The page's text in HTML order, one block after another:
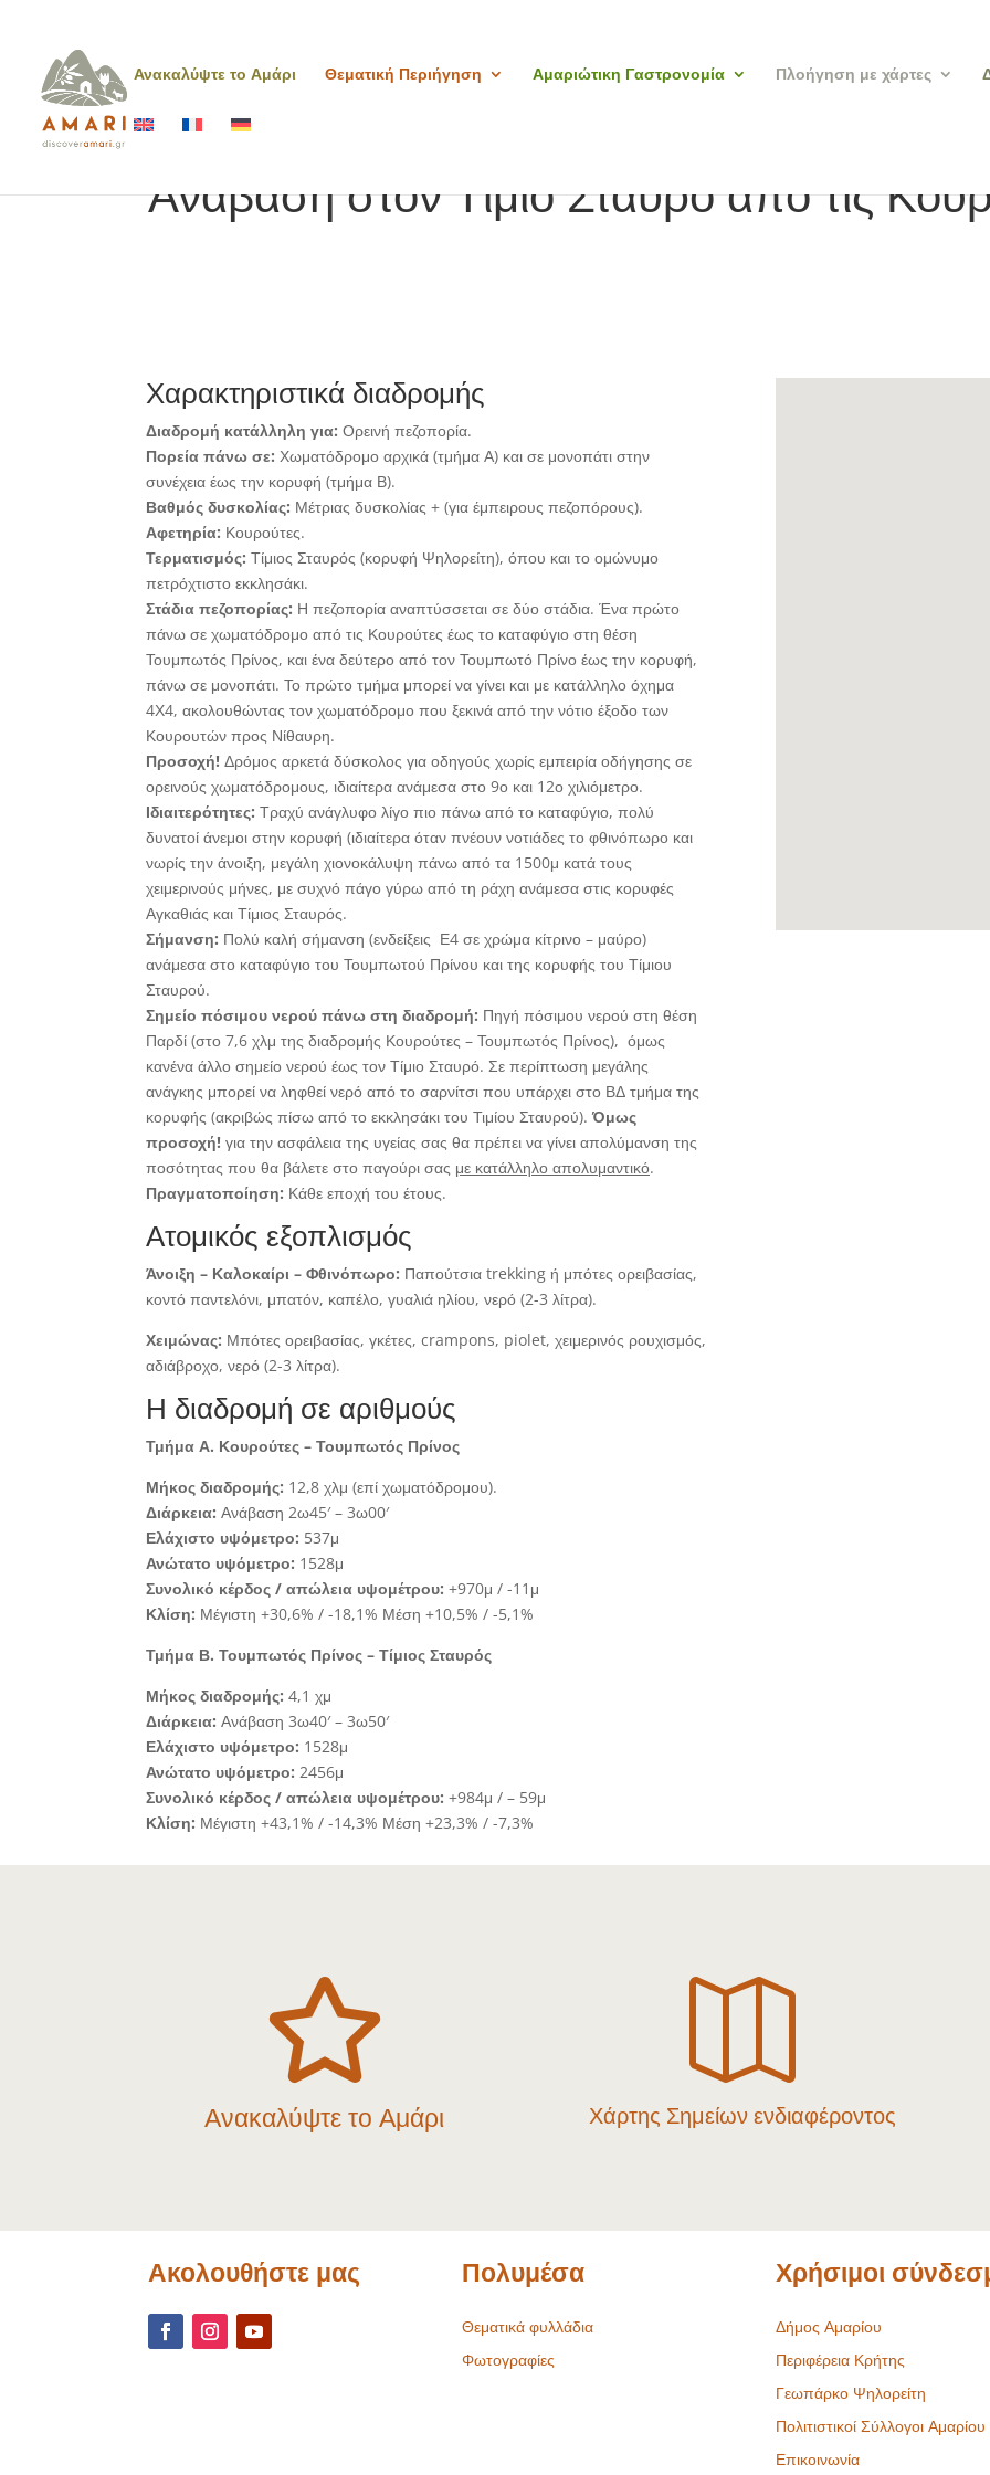
Ανακαλύψτε το Αμάρι Θεματική Περιήγηση Αμαριώτικη Γαστρονομία Πλοήγηση με χάρτες
Ανάβαση στον Τίμιο Σταυρό από τις
Χαρακτηριστικά διαδρομής
Διαδρομή κατάλληλη για: Ορεινή πεζοπορία.
Πορεία πάνω σε: Χωματόδρομο αρχικά (τμήμα Α) και σε μονοπάτι στην
συνέχεια έως την κορυφή (τμήμα Β).
Βαθμός δυσκολίας: Μέτριας δυσκολίας + (για έμπειρους πεζοπόρους).
Αφετηρία: Κουρούτες.
Τερματισμός: Τίμιος Σταυρός (κορυφή Ψηλορείτη), όπου και το ομώνυμο
πετρόχτιστο εκκλησάκι.
Στάδια πεζοπορίας: Η πεζοπορία αναπτύσσεται σε δύο στάδια. Ένα πρώτο
πάνω σε χωματόδρομο από τις Κουρούτες έως το καταφύγιο στη θέση
Τουμπωτός Πρίνος, και ένα δεύτερο από τον Τουμπωτό Πρίνο έως την κορυφή,
πάνω σε μονοπάτι. Το πρώτο τμήμα μπορεί να γίνει και με κατάλληλο όχημα
4Χ4, ακολουθώντας τον χωματόδρομο που ξεκινά από την νότιο έξοδο των
Κουρουτών προς Νίθαυρη.
Προσοχή! Δρόμος αρκετά δύσκολος για οδηγούς χωρίς εμπειρία οδήγησης σε
ορεινούς χωματόδρομους, ιδιαίτερα ανάμεσα στο 9ο και 12ο χιλιόμετρο.
Ιδιαιτερότητες: Τραχύ ανάγλυφο λίγο πιο πάνω από το καταφύγιο, πολύ
δυνατοί άνεμοι στην κορυφή (ιδιαίτερα όταν πνέουν νοτιάδες το φθινόπωρο και
νωρίς την άνοιξη, μεγάλη χιονοκάλυψη πάνω από τα 1500μ κατά τους
χειμερινούς μήνες, με συχνό πάγο γύρω από τη ράχη ανάμεσα στις κορυφές
Αγκαθιάς και Τίμιος Σταυρός.
Σήμανση: Πολύ καλή σήμανση (ενδείξεις Ε4 σε χρώμα κίτρινο – μαύρο)
ανάμεσα στο καταφύγιο του Τουμπωτού Πρίνου και της κορυφής του Τίμιου
Σταυρού.
Σημείο πόσιμου νερού πάνω στη διαδρομή: Πηγή πόσιμου νερού στη θέση
Παρδί (στο 7,6 χλμ της διαδρομής Κουρούτες – Τουμπωτός Πρίνος), όμως
κανένα άλλο σημείο νερού έως τον Τίμιο Σταυρό. Σε περίπτωση μεγάλης
ανάγκης μπορεί να ληφθεί νερό από το σαρνίτσι που υπάρχει στο ΒΔ τμήμα της
κορυφής (ακριβώς πίσω από το εκκλησάκι του Τιμίου Σταυρού). Όμως
προσοχή! για την ασφάλεια της υγείας σας θα πρέπει να γίνει απολύμανση της
ποσότητας που θα βάλετε στο παγούρι σας με κατάλληλο απολυμαντικό.
Πραγματοποίηση: Κάθε εποχή του έτους.
Ατομικός εξοπλισμός
Άνοιξη – Καλοκαίρι – Φθινόπωρο: Παπούτσια trekking ή μπότες ορειβασίας,
κοντό παντελόνι, μπατόν, καπέλο, γυαλιά ηλίου, νερό (2-3 λίτρα).
Χειμώνας: Μπότες ορειβασίας, γκέτες, crampons, piolet, χειμερινός ρουχισμός,
αδιάβροχο, νερό (2-3 λίτρα).
Η διαδρομή σε αριθμούς
Τμήμα Α. Κουρούτες – Τουμπωτός Πρίνος
Μήκος διαδρομής: 12,8 χλμ (επί χωματόδρομου).
Διάρκεια: Ανάβαση 2ω45′ – 3ω00′
Ελάχιστο υψόμετρο: 537μ
Ανώτατο υψόμετρο: 1528μ
Συνολικό κέρδος / απώλεια υψομέτρου: +970μ / -11μ
Κλίση: Μέγιστη +30,6% / -18,1% Μέση +10,5% / -5,1%
Τμήμα Β. Τουμπωτός Πρίνος – Τίμιος Σταυρός
Μήκος διαδρομής: 4,1 χμ
Διάρκεια: Ανάβαση 3ω40′ – 3ω50′
Ελάχιστο υψόμετρο: 1528μ
Ανώτατο υψόμετρο: 2456μ
Συνολικό κέρδος / απώλεια υψομέτρου: +984μ / – 59μ
Κλίση: Μέγιστη +43,1% / -14,3% Μέση +23,3% / -7,3%

Ανακαλύψτε το Αμάρι

Χάρτης Σημείων ενδιαφέροντος
Ακολουθήστε μας Πολυμέσα
Θεματικά φυλλάδια
Φωτογραφίες
Χρήσιμοι
Δήμος Αμαρίου
Περιφέρεια Κρήτης
Γεωπάρκο Ψηλορείτη
Πολιτιστικοί Σύλλογοι Αμαρίου
Επικοινωνία